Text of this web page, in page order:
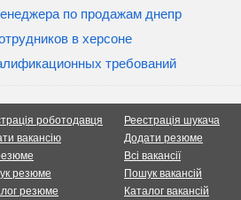
по продажам днепр
в херсоне
требований
роботодавця
вакансію
резюме
резюме
Реестрація шукача
Додати резюме
Всі вакансії
Пошук вакансій
Каталог вакансій